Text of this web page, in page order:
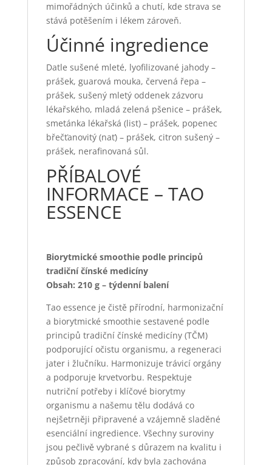
mimořádných účinků a chutí, kde strava se
stává potěšením i lékem zároveň.
Účinné ingredience
Datle sušené mleté, lyofilizované jahody –
prášek, guarová mouka, červená řepa –
prášek, sušený mletý oddenek zázvoru
lékařského, mladá zelená pšenice – prášek,
smetánka lékařská (list) – prášek, popenec
břečťanovitý (nať) – prášek, citron sušený –
prášek, nerafinovaná sůl.
PŘÍBALOVÉ
INFORMACE – TAO
ESSENCE
Biorytmické smoothie podle principů
tradiční čínské medicíny
Obsah: 210 g – týdenní balení
Tao essence je čistě přírodní, harmonizační
a biorytmické smoothie sestavené podle
principů tradiční čínské medicíny (TČM)
podporující očistu organismu, a regeneraci
jater i žlučníku. Harmonizuje trávicí orgány
a podporuje krvetvorbu. Respektuje
nutriční potřeby i klíčové biorytmy
organismu a našemu tělu dodává co
nejšetrněji připravené a vzájemně sladěné
esenciální ingredience. Všechny suroviny
jsou pečlivě vybrané s důrazem na kvalitu i
způsob zpracování, kdy byla zachována